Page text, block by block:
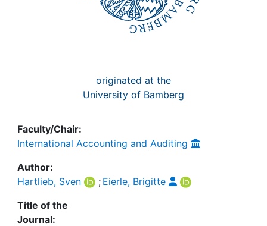
originated at the
University of Bamberg
Faculty/Chair:
International Accounting and Auditing
Author:
Hartlieb, Sven
; Eierle, Brigitte
Title of the
Journal: